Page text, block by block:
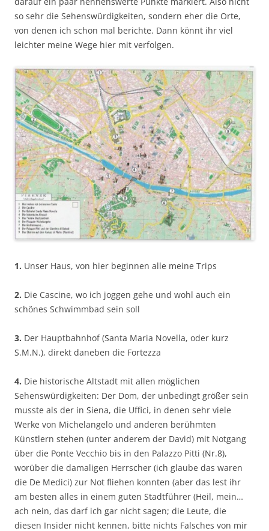
so sehr die Sehenswürdigkeiten, sondern eher die Orte,
von denen ich schon mal berichte. Dann könnt ihr viel
leichter meine Wege hier mit verfolgen.
1. Unser Haus, von hier beginnen alle meine Trips
2. Die Cascine, wo ich joggen gehe und wohl auch ein
schönes Schwimmbad sein soll
3. Der Hauptbahnhof (Santa Maria Novella, oder kurz
S.M.N.), direkt daneben die Fortezza
4. Die historische Altstadt mit allen möglichen
Sehenswürdigkeiten: Der Dom, der unbedingt größer sein
musste als der in Siena, die Uffici, in denen sehr viele
Werke von Michelangelo und anderen berühmten
Künstlern stehen (unter anderem der David) mit Notgang
über die Ponte Vecchio bis in den Palazzo Pitti (Nr.8),
worüber die damaligen Herrscher (ich glaube das waren
die De Medici) zur Not fliehen konnten (aber das lest ihr
am besten alles in einem guten Stadtführer (Heil, mein…
ach nein, das darf ich gar nicht sagen; die Leute, die
diesen Insider nicht kennen, bitte nichts Falsches von mir